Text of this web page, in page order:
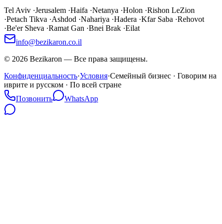
Tel Aviv ·Jerusalem ·Haifa ·Netanya ·Holon ·Rishon LeZion
·Petach Tikva ·Ashdod ·Nahariya ·Hadera ·Kfar Saba ·Rehovot
·Be'er Sheva ·Ramat Gan ·Bnei Brak ·Eilat
info@bezikaron.co.il
© 2026 Bezikaron — Все права защищены.
Конфиденциальность·Условия·Семейный бизнес · Говорим на
иврите и русском · По всей стране
Позвонить
WhatsApp